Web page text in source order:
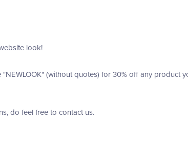
look!
(without quotes) for 30% off any product
do feel free to contact us.